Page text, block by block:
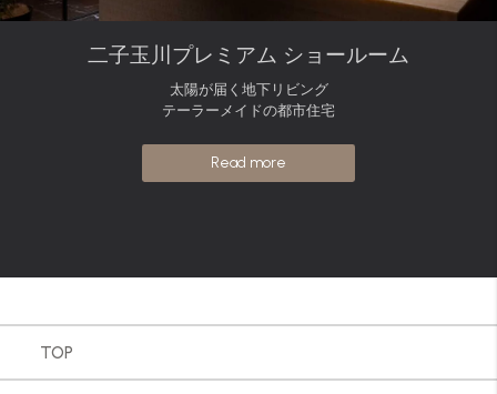
二子玉川プレミアム ショールーム
太陽が届く地下リビング
テーラーメイドの都市住宅
Read more
TOP